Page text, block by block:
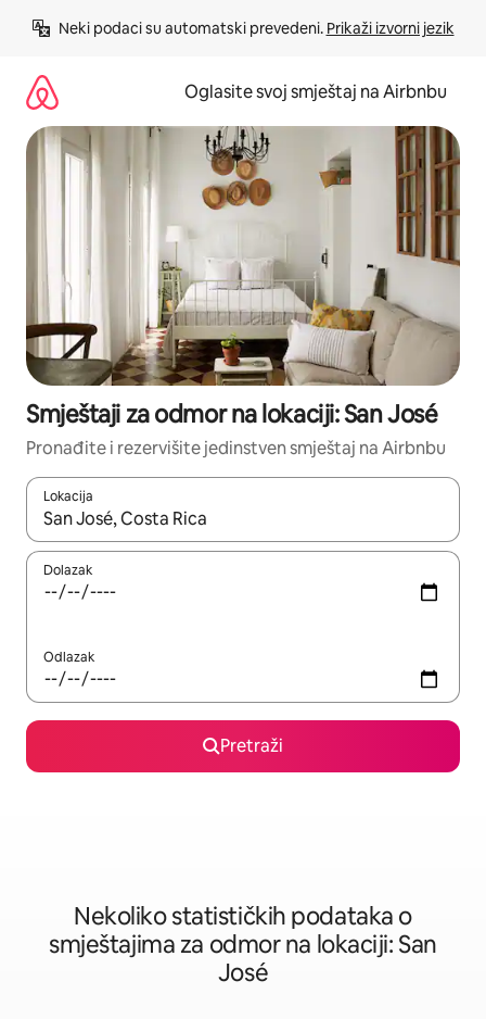
Neki podaci su automatski prevedeni. Prikaži izvorni jezik
Oglasite svoj smještaj na Airbnbu
Smještaji za odmor na lokaciji: San José
Pronađite i rezervišite jedinstven smještaj na Airbnbu
Lokacija
Kad rezultati budu dostupni, krećite se gore i dolje pomoću
Dolazak
Odlazak
Pretraži
Nekoliko statističkih podataka o
smještajima za odmor na lokaciji: San
José